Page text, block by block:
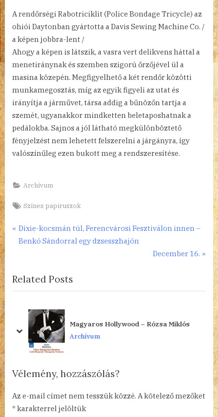
A rendőrségi Rabotriciklit (Police Bondage Tricycle) az
ohiói Daytonban gyártotta a Davis Sewing Machine Co. /
a képen jobbra-lent /
Ahogy a képen is látszik, a vasra vert delikvens háttal a
menetiránynak és szemben szigorú őrzőjével ül a
masina közepén. Megfigyelhető a két rendőr közötti
munkamegosztás, míg az egyik figyeli az utat és
irányítja a járművet, társa addig a bűnözőn tartja a
szemét, ugyanakkor mindketten beletaposhatnak a
pedálokba. Sajnos a jól látható megkülönböztető
fényjelzést nem lehetett felszerelni a járgányra, így
valószínűleg ezen bukott meg a rendszeresítése.
Archívum
Tags:
Színes papiruszok
Bejegyzés
P
r
i
o
P
:
Dixie-kocsmán túl, Ferencvárosi Fesztiválon innen –
Benkó Sándorral egy dzsesszhajón
N
t
s
December 16.
Related Posts
Magyaros Hollywood – Rózsa Miklós
Archívum
prev
next
Vélemény, hozzászólás?
Az e-mail címet nem tesszük közzé. A kötelező mezőket
*karakterrel jelöltük